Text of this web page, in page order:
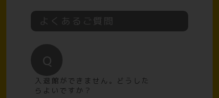
よくあるご質問
Q
入退館ができません。どうした
らよいですか？